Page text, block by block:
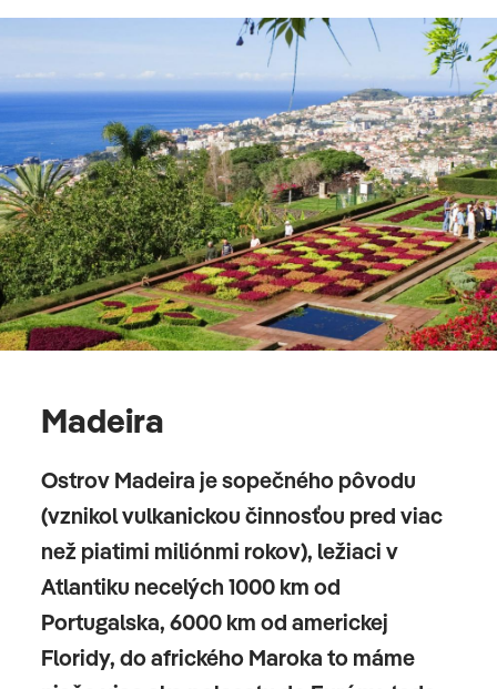
poplatku, individuálne ovládané, poschodie:
parketové podlahy, trezor: bezplatne, stropný
ventilátor, stojací ventilátor, pohovka, žehlička,
žehliaca doska, kávovar/Čajovar, Minibar: za
poplatok, minibar, telefón, Internet: WLAN/WiFi:
bez poplatku, TV: Flatscreen, v obývacej časti, v
kúpeľni, v spálni, nemecký program, káblová TV,
izbový servis: za poplatok, upratovací servis:
zdarma , samostatná sprcha, vaňa, WC, kúpací
plášť: bez poplatku, papuče: bez poplatku, fén na
vlasy, kozmetické zrkadlo, balkón: s posedením
výhľad na more, výhľad do záhrady, cca. 90 m²,
takto: obývacia izba, 1 spálňa, klimatizácia: bez
poplatku, individuálne ovládané, poschodie:
parkety, trezor: voľný, stropný ventilátor, stojací
ventilátor, posedenie, pohovka, stôl, žehlička,
Žehliaca doska, príslušenstvo na prípravu kávy a
čaju, minibar: za poplatok, minibar náplň:
niekoľkokrát týždenne, telefón, internet: wifi/wifi:
bez poplatku, tv: plochá obrazovka, v obývacej izbe,
Madeira
Ostrov Madeira je sopečného pôvodu
(vznikol vulkanickou činnosťou pred viac
než piatimi miliónmi rokov), ležiaci v
Atlantiku necelých 1000 km od
Portugalska, 6000 km od americkej
Floridy, do afrického Maroka to máme